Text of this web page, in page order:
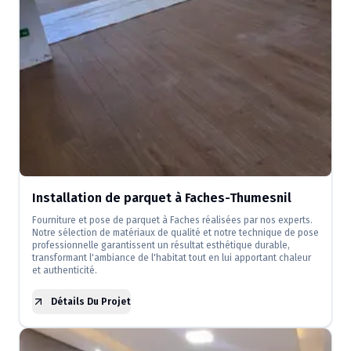
Installation de parquet à Faches-Thumesnil
Fourniture et pose de parquet à Faches réalisées par nos experts.
Notre sélection de matériaux de qualité et notre technique de pose
professionnelle garantissent un résultat esthétique durable,
transformant l'ambiance de l'habitat tout en lui apportant chaleur
et authenticité.
Détails Du Projet